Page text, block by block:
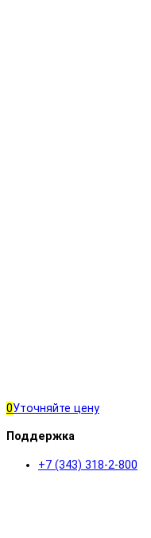
0Уточняйте цену
Поддержка
+7 (343) 318-2-800